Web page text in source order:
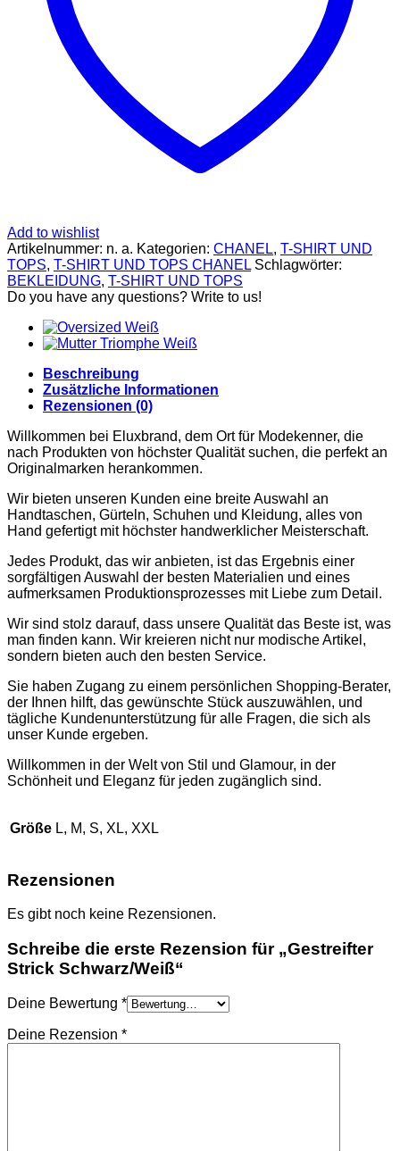
MCM
STELLAMCCARTNEY
TASCHEN
VERSACE
BADEBEKLEIDUNG
ALEXANDER
GELDBÖRSEN
GÜRTEL
HOODIES UND
SWEATSHIRTS
JACKEN
KOPFBEDCKUNGEN
SCHALS
TASCHEN
CELINE
TASCHEN
CARDIGANS
GÜRTEL
JACKEN
SCHUHE
DOLCE & GABBANA
GÜRTEL
GELDBÖRSEN
SWEATSHIRTS
KOPFBEDCKUNGEN
SCHALS
TASCHEN
JIMMY CHOO
SCHUHE
MIU MIU
SCHUHE
GELDBÖRSEN
GÜRTEL
HOODIES UND
SWEATSHIRTS
JACKEN
KOPFBEDCKUNGEN
NIKE
SCHUHE
GELDBÖRSEN
HOODIES UND
SWEATSHIRTS
KOPFBEDCKUNGEN
SCHALS
T-SHIRT UND
TOPS
Add to wishlist
Artikelnummer: n. a. Kategorien: CHANEL, T-SHIRT UND
TOPS, T-SHIRT UND TOPS CHANEL Schlagwörter:
BEKLEIDUNG, T-SHIRT UND TOPS
Do you have any questions? Write to us!
Beschreibung
Zusätzliche Informationen
Rezensionen (0)
Willkommen bei Eluxbrand, dem Ort für Modekenner, die
nach Produkten von höchster Qualität suchen, die perfekt an
Originalmarken herankommen.
Wir bieten unseren Kunden eine breite Auswahl an
Handtaschen, Gürteln, Schuhen und Kleidung, alles von
Hand gefertigt mit höchster handwerklicher Meisterschaft.
Jedes Produkt, das wir anbieten, ist das Ergebnis einer
sorgfältigen Auswahl der besten Materialien und eines
aufmerksamen Produktionsprozesses mit Liebe zum Detail.
Wir sind stolz darauf, dass unsere Qualität das Beste ist, was
man finden kann. Wir kreieren nicht nur modische Artikel,
sondern bieten auch den besten Service.
Sie haben Zugang zu einem persönlichen Shopping-Berater,
der Ihnen hilft, das gewünschte Stück auszuwählen, und
tägliche Kundenunterstützung für alle Fragen, die sich als
unser Kunde ergeben.
Willkommen in der Welt von Stil und Glamour, in der
Schönheit und Eleganz für jeden zugänglich sind.
Größe L, M, S, XL, XXL
Rezensionen
Es gibt noch keine Rezensionen.
Schreibe die erste Rezension für „Gestreifter
Strick Schwarz/Weiß“
Deine Bewertung *
Deine Rezension *